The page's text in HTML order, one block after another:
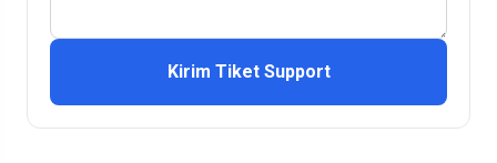
Kirim Tiket Support